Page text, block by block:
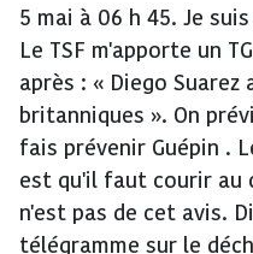
5 mai à 06 h 45. Je
Le TSF m'apporte un
après : « Diego
britanniques ». On
fais prévenir Guépin .
est qu'il faut courir au
n'est pas de cet avis.
télégramme sur le